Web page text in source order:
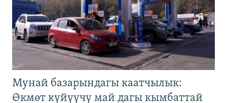
Мунай базарындагы каатчылык:
Өкмөт күйүүчү май дагы кымбаттай